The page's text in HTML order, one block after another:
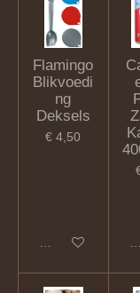
Flamingo
Blikvoedi
ng
Deksels
€ 4,50
In winkelwagen